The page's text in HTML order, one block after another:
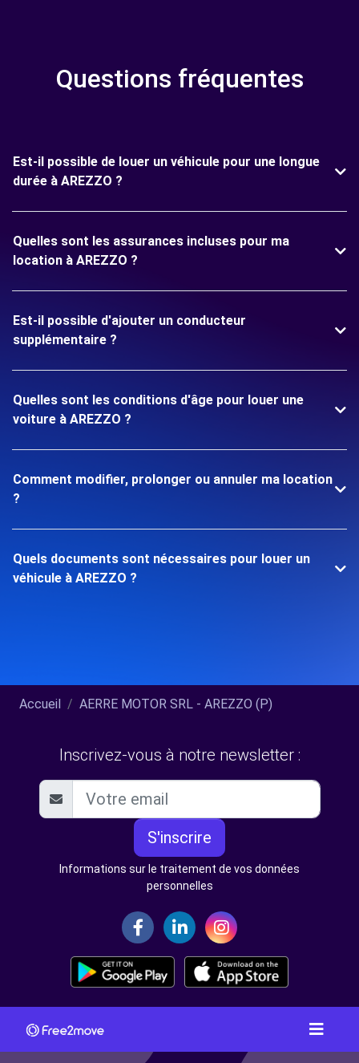
Questions fréquentes
Est-il possible de louer un véhicule pour une longue
durée à AREZZO ?
Quelles sont les assurances incluses pour ma
location à AREZZO ?
Est-il possible d'ajouter un conducteur
supplémentaire ?
Quelles sont les conditions d'âge pour louer une
voiture à AREZZO ?
Comment modifier, prolonger ou annuler ma location
?
Quels documents sont nécessaires pour louer un
véhicule à AREZZO ?
Accueil AERRE MOTOR SRL - AREZZO (P)
Inscrivez-vous à notre newsletter :
S'inscrire
Informations sur le traitement de vos données
personnelles